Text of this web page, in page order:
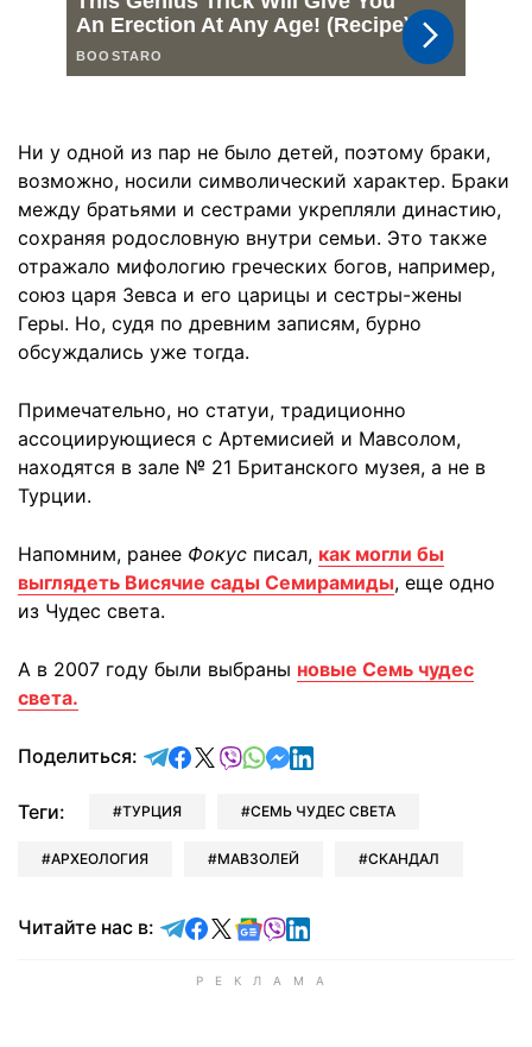
Ни у одной из пар не было детей, поэтому браки,
возможно, носили символический характер. Браки
между братьями и сестрами укрепляли династию,
сохраняя родословную внутри семьи. Это также
отражало мифологию греческих богов, например,
союз царя Зевса и его царицы и сестры-жены
Геры. Но, судя по древним записям, бурно
обсуждались уже тогда.
Примечательно, но статуи, традиционно
ассоциирующиеся с Артемисией и Мавсолом,
находятся в зале № 21 Британского музея, а не в
Турции.
Напомним, ранее Фокус писал, как могли бы
выглядеть Висячие сады Семирамиды, еще одно
из Чудес света.
А в 2007 году были выбраны новые Семь чудес
света.
Поделиться: отправить в Telegram
поделиться в Facebook
поделиться в X
отправить в Viber
отправить в Whatsapp
отправить в Messenger
отправить в LinkedIn
Теги: ТУРЦИЯ СЕМЬ ЧУДЕС СВЕТА
АРХЕОЛОГИЯ МАВЗОЛЕЙ СКАНДАЛ
Читайте нас в: Читайте в Telegram
Читайте в Facebook
Читайте в X
Читайте в Google news
Читайте в Viber
Читайте в LinkedIn